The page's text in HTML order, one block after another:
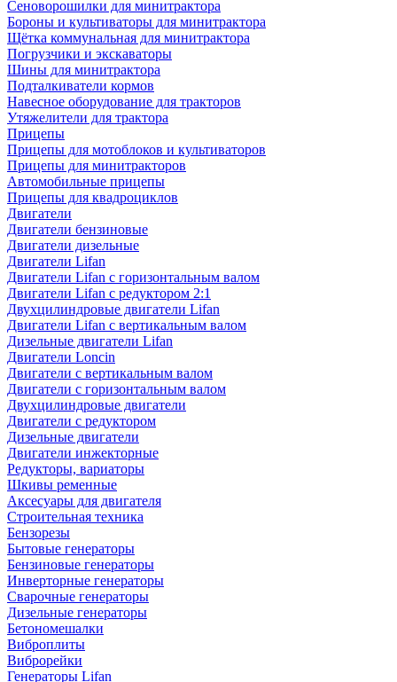
Сеноворошилки для минитрактора
Бороны и культиваторы для минитрактора
Щётка коммунальная для минитрактора
Погрузчики и экскаваторы
Шины для минитрактора
Подталкиватели кормов
Навесное оборудование для тракторов
Утяжелители для трактора
Прицепы
Прицепы для мотоблоков и культиваторов
Прицепы для минитракторов
Автомобильные прицепы
Прицепы для квадроциклов
Двигатели
Двигатели бензиновые
Двигатели дизельные
Двигатели Lifan
Двигатели Lifan с горизонтальным валом
Двигатели Lifan с редуктором 2:1
Двухцилиндровые двигатели Lifan
Двигатели Lifan с вертикальным валом
Дизельные двигатели Lifan
Двигатели Loncin
Двигатели с вертикальным валом
Двигатели с горизонтальным валом
Двухцилиндровые двигатели
Двигатели с редуктором
Дизельные двигатели
Двигатели инжекторные
Редукторы, вариаторы
Шкивы ременные
Аксесуары для двигателя
Строительная техника
Бензорезы
Бытовые генераторы
Бензиновые генераторы
Инверторные генераторы
Сварочные генераторы
Дизельные генераторы
Бетономешалки
Виброплиты
Виброрейки
Генераторы Lifan